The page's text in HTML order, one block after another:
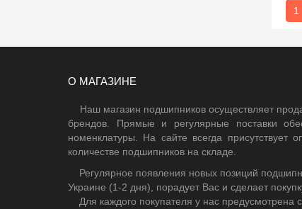
1
О МАГАЗИНЕ
Наш магазин подшипников осуществляет
брендов. Прямые и регулярные поставки
номенклатуры. На сайте всегда
количестве подшипников на складе.
Регулярное появления новых позиций
Украине (1-2 дня), порадует Вас и сделает
Для каждого покупателя у нас предусмотрена